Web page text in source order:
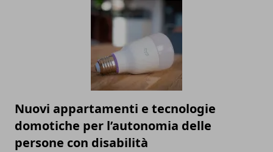
Nuovi appartamenti e tecnologie
domotiche per l’autonomia delle
persone con disabilità